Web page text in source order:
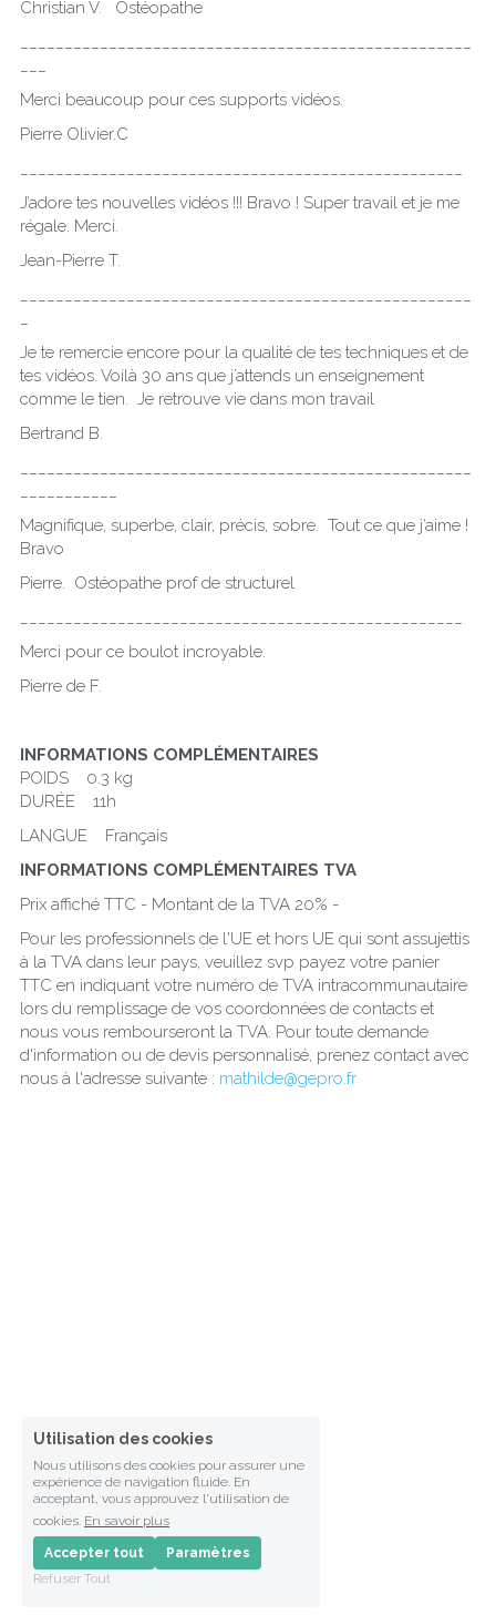
Christian V.   Ostéopathe
Merci beaucoup pour ces supports vidéos.
Pierre Olivier.C
J’adore tes nouvelles vidéos !!! Bravo ! Super travail et je me
régale. Merci.
Jean-Pierre T.
Je te remercie encore pour la qualité de tes techniques et de
tes vidéos. Voilà 30 ans que j’attends un enseignement
comme le tien.  Je retrouve vie dans mon travail
Bertrand B.
Magnifique, superbe, clair, précis, sobre.  Tout ce que j’aime !
Bravo
Pierre.  Ostéopathe prof de structurel
Merci pour ce boulot incroyable.
Pierre de F.
INFORMATIONS COMPLÉMENTAIRES
POIDS    0.3 kg
DURÉE    11h
LANGUE    Français
INFORMATIONS COMPLÉMENTAIRES TVA
Prix affiché TTC - Montant de la TVA 20% -
Pour les professionnels de l'UE et hors UE qui sont assujettis
à la TVA dans leur pays, veuillez svp payez votre panier
TTC en indiquant votre numéro de TVA intracommunautaire
lors du remplissage de vos coordonnées de contacts et
nous vous rembourseront la TVA. Pour toute demande
d'information ou de devis personnalisé, prenez contact avec
nous à l'adresse suivante : mathilde@gepro.fr
Utilisation des cookies
Nous utilisons des cookies pour assurer une
expérience de navigation fluide. En
acceptant, vous approuvez l'utilisation de
cookies. En savoir plus
Accepter tout
Paramètres
Refuser Tout